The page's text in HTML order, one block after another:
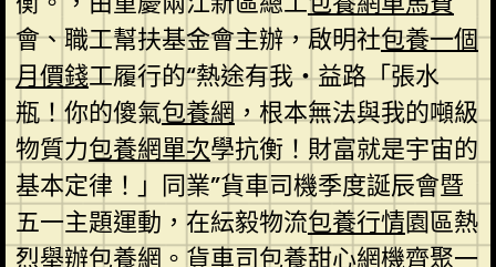
會、職工幫扶基金會主辦，啟明社包養一個
月價錢工履行的“熱途有我・益路「張水
瓶！你的傻氣包養網，根本無法與我的噸級
物質力包養網單次學抗衡！財富就是宇宙的
基本定律！」同業”貨車司機季度誕辰會暨
五一主題運動，在紜毅物流包養行情園區熱
烈舉辦包養網 。貨車司包養甜心網機齊聚一